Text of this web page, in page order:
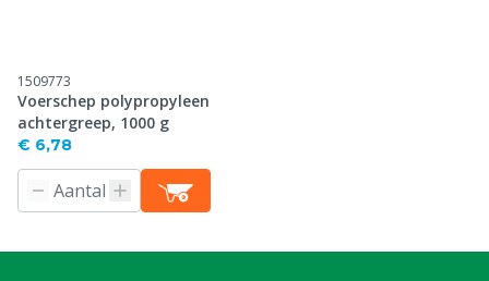
1509773
Voerschep polypropyleen
achtergreep, 1000 g
€ 6,78